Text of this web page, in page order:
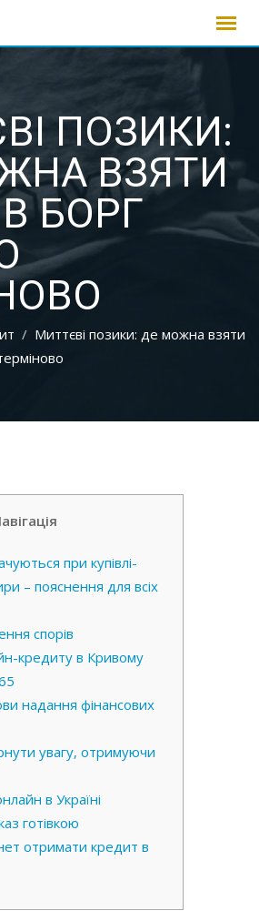
ПОЗИКИ:
ВЗЯТИ
БОРГ
Миттєві позики: де можна взяти
при купівлі-
– пояснення для всіх
спорів
кредиту в Кривому
надання фінансових
увагу, отримуючи
в Україні
готівкою
отримати кредит в